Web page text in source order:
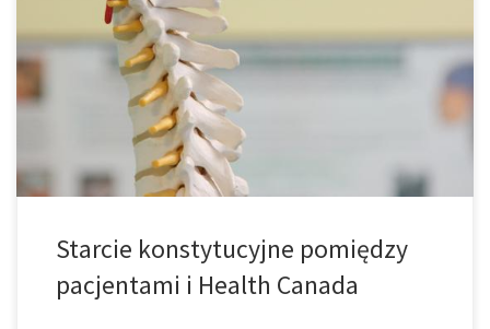
medycznej marihuany ustanowionego przez Health Canada został
ustalony. Przypadek obejmujący grupę pacjentów, którzy
twierdzą, że program MMPR Health Canada łamie konstytucję
rozpocznie się w następnym miesiącu. Sprawę prowadzi prawnik
John Conroy podważając szereg zasad określonych przez rząd i
dotyczących programu medycznej marihuany, […]
Starcie konstytucyjne pomiędzy
pacjentami i Health Canada